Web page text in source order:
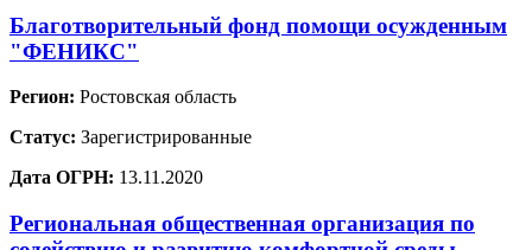
Благотворительный фонд помощи осужденным
"ФЕНИКС"
Регион: Ростовская область
Статус: Зарегистрированные
Дата ОГРН: 13.11.2020
Региональная общественная организация по